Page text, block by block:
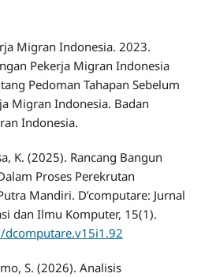
Migran Indonesia. 2023.
Pekerja Migran Indonesia
Pedoman Tahapan Sebelum
Migran Indonesia. Badan
Indonesia.
K. (2025). Rancang Bangun
Proses Perekrutan
Mandiri. D’computare: Jurnal
dan Ilmu Komputer, 15(1).
S. (2026). Analisis